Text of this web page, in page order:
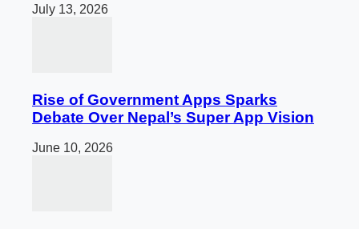
July 13, 2026
Rise of Government Apps Sparks
Debate Over Nepal’s Super App Vision
June 10, 2026